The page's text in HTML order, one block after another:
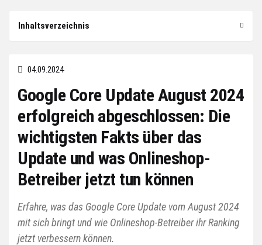
Inhaltsverzeichnis
04.09.2024
Google Core Update August 2024
erfolgreich abgeschlossen: Die
wichtigsten Fakts über das
Update und was Onlineshop-
Betreiber jetzt tun können
Erfahre, was das Google Core Update vom August 2024
mit sich bringt und wie Onlineshop-Betreiber ihr Ranking
jetzt verbessern können.